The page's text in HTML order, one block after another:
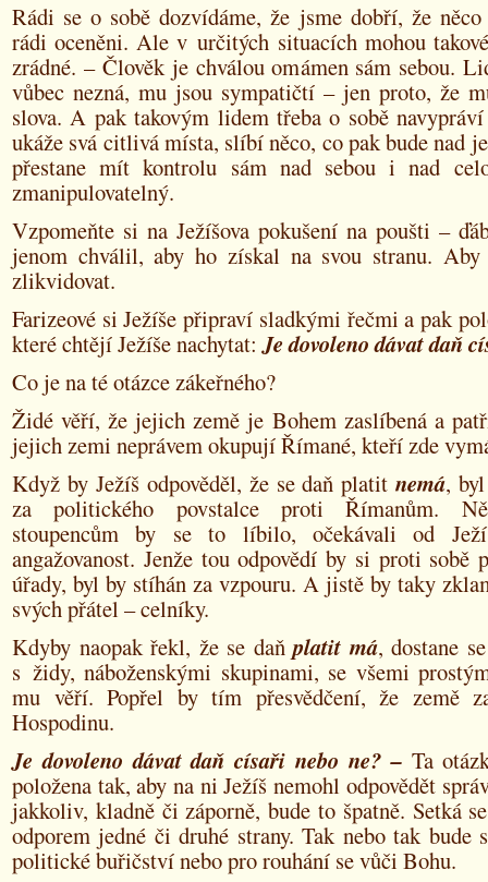
Rádi se o sobě dozvídáme, že jsme dobří, že
rádi oceněni. Ale v určitých situacích mohou
zrádné. – Člověk je chválou omámen sám sebou.
vůbec nezná, mu jsou sympatičtí – jen proto, že
slova. A pak takovým lidem třeba o sobě
ukáže svá citlivá místa, slíbí něco, co pak bude nad
přestane mít kontrolu sám nad sebou i nad
zmanipulovatelný.
Vzpomeňte si na Ježíšova pokušení na poušti –
jenom chválil, aby ho získal na svou stranu.
zlikvidovat.
Farizeové si Ježíše připraví sladkými řečmi a pak
které chtějí Ježíše nachytat:Je dovoleno dávat daň
Co je na té otázce zákeřného?
Židé věří, že jejich země je Bohem zaslíbená a
jejich zemi neprávem okupují Římané, kteří zde
Když by Ježíš odpověděl, že se daň platitnemá,
za politického povstalce proti Římanům.
stoupencům by se to líbilo, očekávali od
angažovanost. Jenže tou odpovědí by si proti sobě
úřady, byl by stíhán za vzpouru. A jistě by taky
svých přátel – celníky.
Kdyby naopak řekl, že se daňplatit má, dostane
s židy, náboženskými skupinami, se všemi
mu věří. Popřel by tím přesvědčení, že země
Hospodinu.
Je dovoleno dávat daň císaři nebo ne? – Ta
položena tak, aby na ni Ježíš nemohl odpovědět
jakkoliv, kladně či záporně, bude to špatně. Setká
odporem jedné či druhé strany. Tak nebo tak bude
politické buřičství nebo pro rouhání se vůči Bohu.